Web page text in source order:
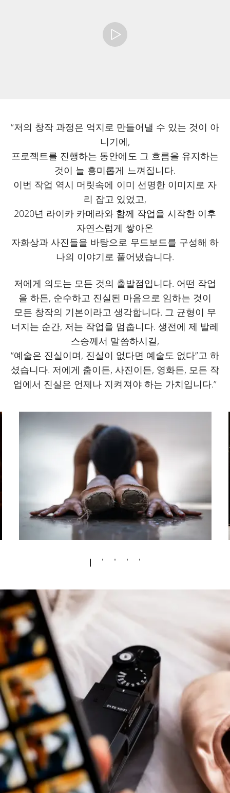
“저의 창작 과정은 억지로 만들어낼 수 있는 것이 아
니기에,
프로젝트를 진행하는 동안에도 그 흐름을 유지하는
것이 늘 흥미롭게 느껴집니다.
이번 작업 역시 머릿속에 이미 선명한 이미지로 자
리 잡고 있었고,
2020년 라이카 카메라와 함께 작업을 시작한 이후
자연스럽게 쌓아온
자화상과 사진들을 바탕으로 무드보드를 구성해 하
나의 이야기로 풀어냈습니다.
저에게 의도는 모든 것의 출발점입니다. 어떤 작업
을 하든, 순수하고 진실된 마음으로 임하는 것이
모든 창작의 기본이라고 생각합니다. 그 균형이 무
너지는 순간, 저는 작업을 멈춥니다. 생전에 제 발레
스승께서 말씀하시길,
“예술은 진실이며, 진실이 없다면 예술도 없다”고 하
셨습니다. 저에게 춤이든, 사진이든, 영화든, 모든 작
업에서 진실은 언제나 지켜져야 하는 가치입니다.”